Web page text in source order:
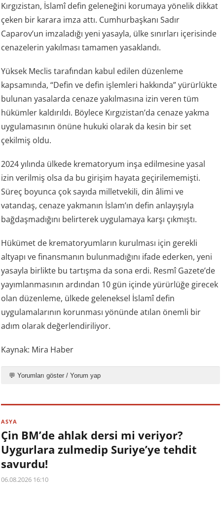
Kırgızistan, İslamî defin geleneğini korumaya yönelik dikkat
çeken bir karara imza attı. Cumhurbaşkanı Sadır
Caparov’un imzaladığı yeni yasayla, ülke sınırları içerisinde
cenazelerin yakılması tamamen yasaklandı.
Yüksek Meclis tarafından kabul edilen düzenleme
kapsamında, “Defin ve defin işlemleri hakkında” yürürlükte
bulunan yasalarda cenaze yakılmasına izin veren tüm
hükümler kaldırıldı. Böylece Kırgızistan’da cenaze yakma
uygulamasının önüne hukuki olarak da kesin bir set
çekilmiş oldu.
2024 yılında ülkede krematoryum inşa edilmesine yasal
izin verilmiş olsa da bu girişim hayata geçirilememişti.
Süreç boyunca çok sayıda milletvekili, din âlimi ve
vatandaş, cenaze yakmanın İslam’ın defin anlayışıyla
bağdaşmadığını belirterek uygulamaya karşı çıkmıştı.
Hükümet de krematoryumların kurulması için gerekli
altyapı ve finansmanın bulunmadığını ifade ederken, yeni
yasayla birlikte bu tartışma da sona erdi. Resmî Gazete’de
yayımlanmasının ardından 10 gün içinde yürürlüğe girecek
olan düzenleme, ülkede geleneksel İslamî defin
uygulamalarının korunması yönünde atılan önemli bir
adım olarak değerlendiriliyor.
Kaynak: Mira Haber
💬 Yorumları göster / Yorum yap
ASYA
Çin BM’de ahlak dersi mi veriyor?
Uygurlara zulmedip Suriye’ye tehdit
savurdu!
06.08.2026 16:10